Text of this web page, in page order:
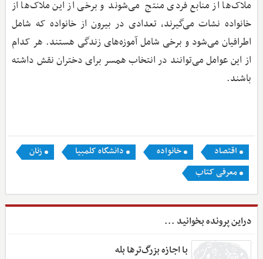
ملاک‌ها از منابع فردی منتج می‌شوند و برخی از این ملاک‌ها از
خانواده نشات می‌گیرند، تعدادی در بیرون از خانواده که شامل
اطرافیان می‌شود و برخی شامل آموزه‌های زندگی هستند. هر کدام
از این عوامل می‌توانند در انتخاب همسر برای دختران نقش داشته
باشند.
اقتصاد خانواده دانشگاه کلمبیا
زنان
معرفی کتاب
دراین پرونده بخوانید ...
با اجازه بزرگ‌ترها بله